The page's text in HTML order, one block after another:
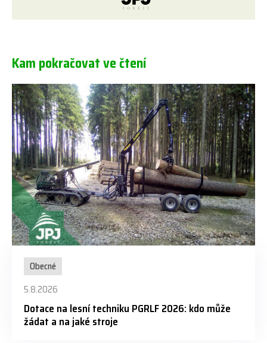
Kam pokračovat ve čtení
Obecné
5.8.2026
Dotace na lesní techniku PGRLF 2026: kdo může
žádat a na jaké stroje